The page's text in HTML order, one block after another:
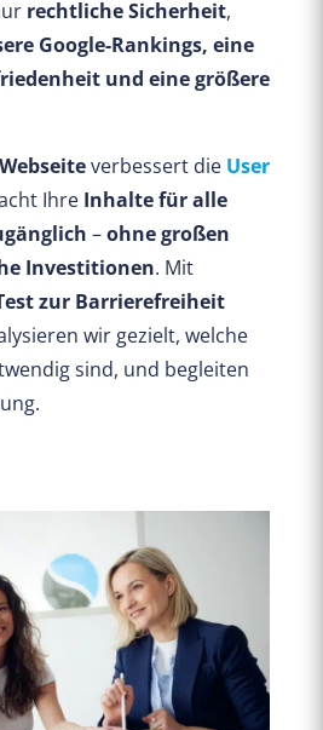
rechtliche Sicherheit,
Google-Rankings, eine
und eine größere
verbessert die User
Ihre Inhalte für alle
–ohne großen
Investitionen. Mit
zur Barrierefreiheit
wir gezielt, welche
sind, und begleiten